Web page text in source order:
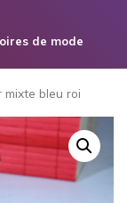
de mode
mixte bleu roi